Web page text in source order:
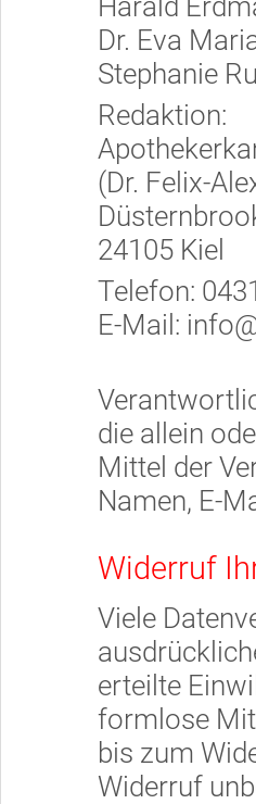
Harald
Dr. Eva
Stephanie
Redaktion:
(Dr. Felix-
24105 Kiel
Telefon:
E-Mail:
die allein
Mittel der
Namen, E-
Widerruf
Viele
erteilte
formlose
bis zum
Widerruf